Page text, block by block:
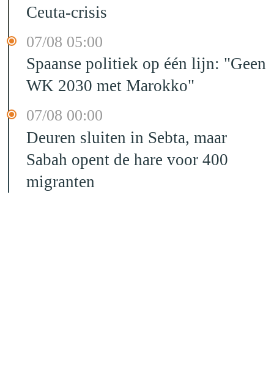
Ceuta-crisis
07/08 05:00
Spaanse politiek op één lijn: "Geen
WK 2030 met Marokko"
07/08 00:00
Deuren sluiten in Sebta, maar
Sabah opent de hare voor 400
migranten